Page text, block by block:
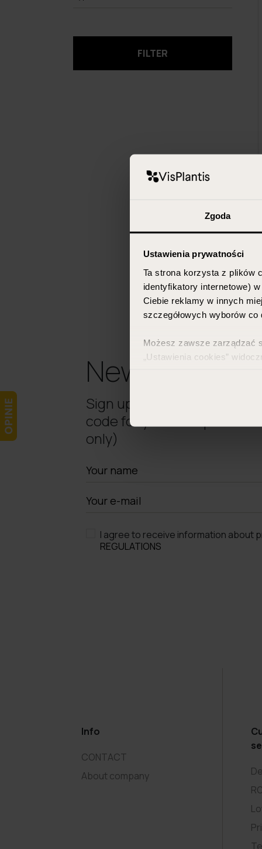
Zgoda
Ustawienia prywatności
Ta strona korzysta z plików
identyfikatory internetowe)
Ciebie reklamy w innych
szczegółowych wyborów
Możesz zawsze zarządzać
„Ustawienia cookies”
FILTER
Newsletter
Sign up, confirm your
code for your first
only)
I agree to receive information about
REGULATIONS
Info
CONTACT
About company